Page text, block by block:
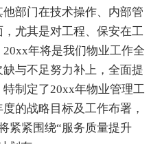
部门在技术操作、内部管
尤其是对工程、保安在工
年将是我们物业工作全
与不足努力补上，全面提
制定了20xx年物业管理工
的战略目标及工作布署，
紧紧围绕“服务质量提升